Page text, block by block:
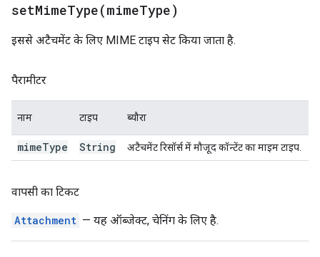
setMimeType(mimeType)
इससे अटैचमेंट के लिए MIME टाइप सेट किया जाता है.
पैरामीटर
नाम टाइप ब्यौरा
mimeType String अटैचमेंट रिसॉर्स में मौजूद कॉन्टेंट का माइम टाइप.
वापसी का टिकट
Attachment — यह ऑब्जेक्ट, चेनिंग के लिए है.